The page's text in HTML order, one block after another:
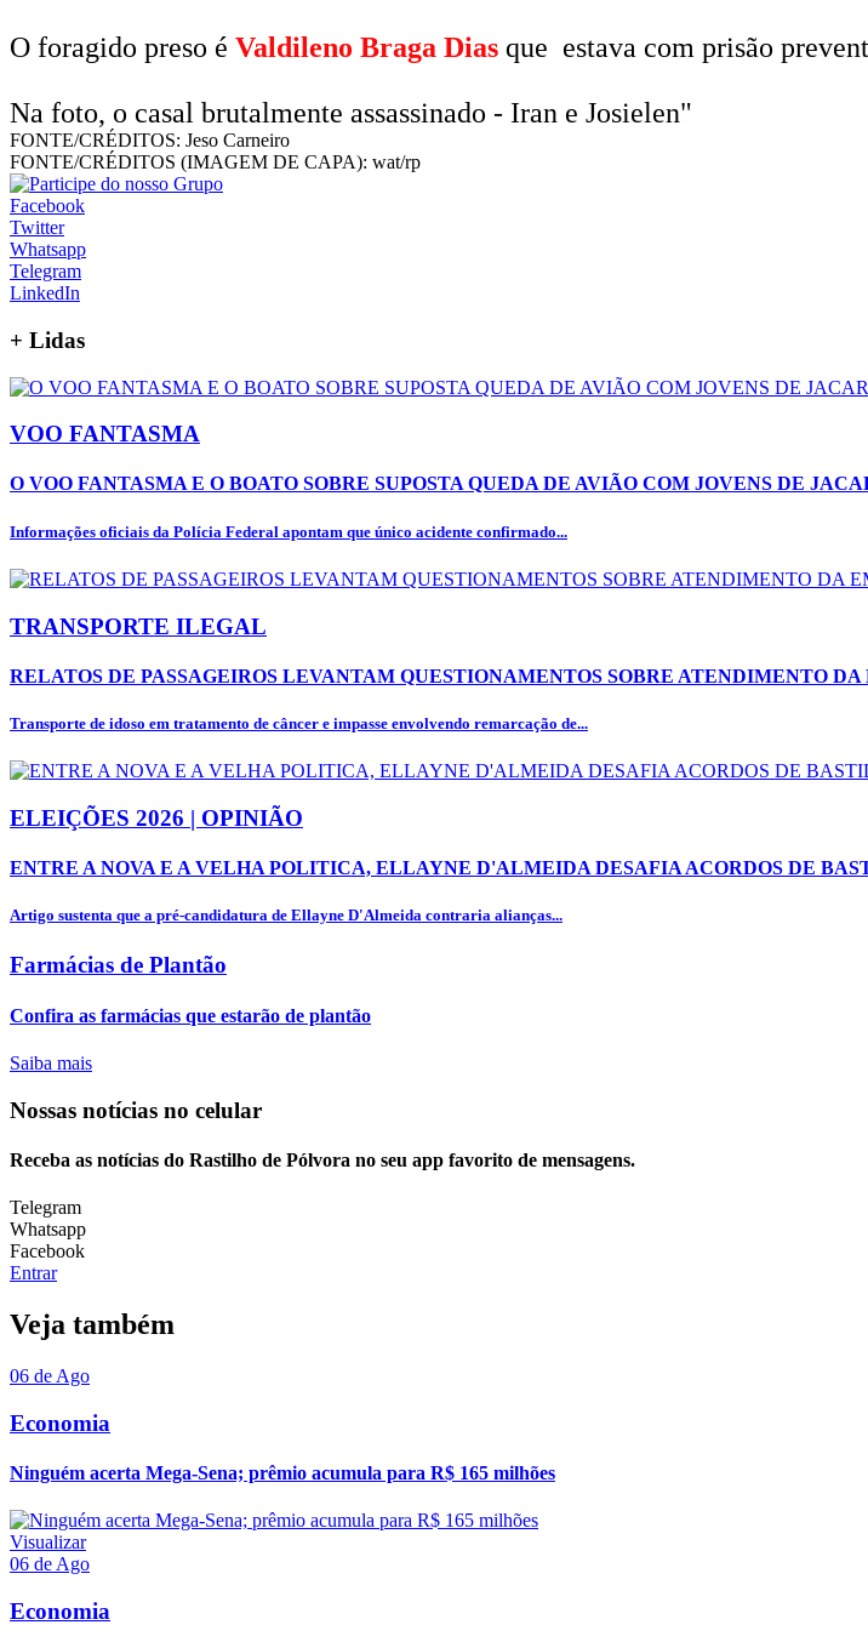
O foragido preso é Valdileno Braga Dias que estava com prisão
Na foto, o casal brutalmente assassinado - Iran e Josielen"
FONTE/CRÉDITOS: Jeso Carneiro
FONTE/CRÉDITOS (IMAGEM DE CAPA): wat/rp
Facebook
Twitter
Whatsapp
Telegram
LinkedIn
+ Lidas
VOO FANTASMA
O VOO FANTASMA E O BOATO SOBRE SUPOSTA QUEDA DE AVIÃO COM JOVENS DE
Informações oficiais da Polícia Federal apontam que único acidente confirmado...
TRANSPORTE ILEGAL
RELATOS DE PASSAGEIROS LEVANTAM QUESTIONAMENTOS SOBRE ATENDIMENTO DA
Transporte de idoso em tratamento de câncer e impasse envolvendo remarcação de...
ELEIÇÕES 2026 | OPINIÃO
ENTRE A NOVA E A VELHA POLITICA, ELLAYNE D'ALMEIDA DESAFIA ACORDOS DE
Artigo sustenta que a pré-candidatura de Ellayne D'Almeida contraria alianças...
Farmácias de Plantão
Confira as farmácias que estarão de plantão
Saiba mais
Nossas notícias no celular
Receba as notícias do Rastilho de Pólvora no seu app favorito de mensagens.
Telegram
Whatsapp
Facebook
Entrar
Veja também
06 de Ago
Economia
Ninguém acerta Mega-Sena; prêmio acumula para R$ 165 milhões
Visualizar
06 de Ago
Economia